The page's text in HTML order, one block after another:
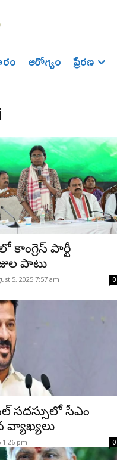
ఆరోగ్యం ప్రేర‌ణ‌
కాంగ్రెస్ పార్టీ
పాటు
5, 2025 7:57 am 0
సదస్సులో సీఎం
వ్యాఖ్యలు
1:26 pm 0